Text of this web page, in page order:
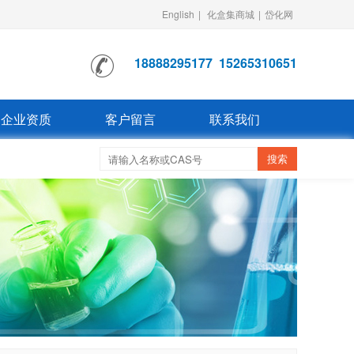
English | 化盒集商城 | 岱化网
18888295177 15265310651
企业资质 客户留言 联系我们